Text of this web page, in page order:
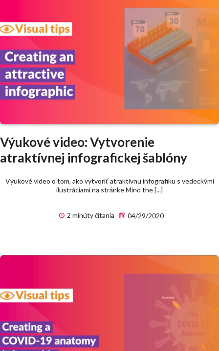
Výukové video: Vytvorenie
atraktívnej infografickej šablóny
Výukové video o tom, ako vytvoriť atraktívnu infografiku s vedeckými
ilustráciami na stránke Mind the [...]
2 minúty čítania 04/29/2020